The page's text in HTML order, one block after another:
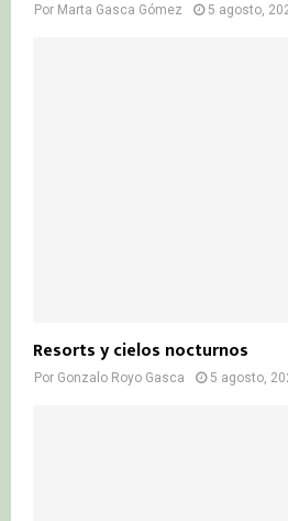
Por Marta Gasca Gómez 5 agosto,
Resorts y cielos nocturnos
Por Gonzalo Royo Gasca 5 agosto,